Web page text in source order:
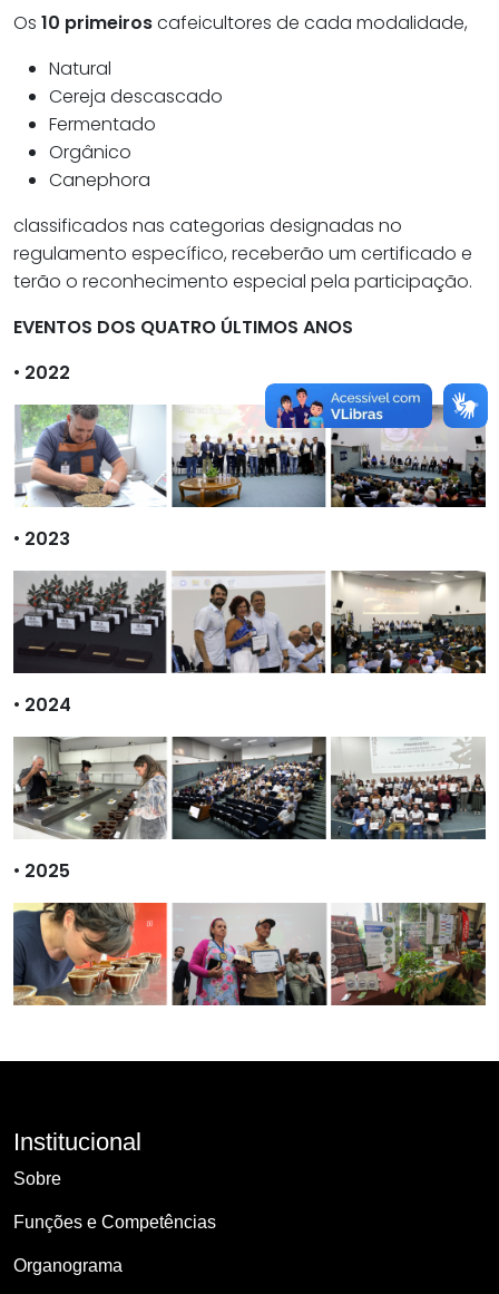
Os 10 primeiroscafeicultores de cada modalidade,
Natural
Cereja descascado
Fermentado
Orgânico
Canephora
classificados nas categorias designadas no
regulamento específico, receberão um certificado e
terão o reconhecimento especial pela participação.
EVENTOS DOS QUATRO ÚLTIMOS ANOS
• 2022
• 2023
• 2024
• 2025
Institucional
Sobre
Funções e Competências
Organograma